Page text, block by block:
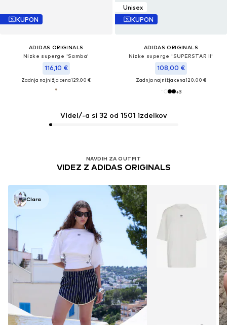
KUPON
ADIDAS ORIGINALS
Nizke superge 'Samba'
116,10 €
Zadnja najnižja cena129,00 €
Unisex
KUPON
ADIDAS ORIGINALS
Nizke superge 'SUPERSTAR II'
108,00 €
Zadnja najnižja cena120,00 €
+3
Videl/-a si 32 od 1501 izdelkov
NAVDIH ZA OUTFIT
VIDEZ Z ADIDAS ORIGINALS
Clara